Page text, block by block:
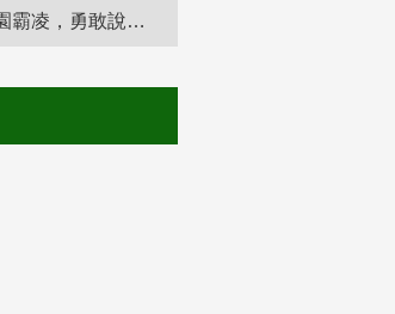
防制校園霸凌，勇敢說出來！